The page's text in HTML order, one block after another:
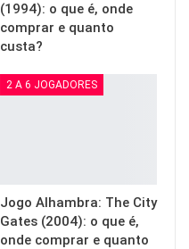
(1994): o que é, onde
comprar e quanto
custa?
2 A 6 JOGADORES
Jogo Alhambra: The City
Gates (2004): o que é,
onde comprar e quanto